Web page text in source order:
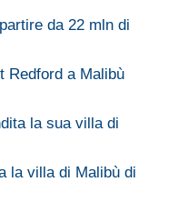
da 22 mln di
Redford a Malibù
la sua villa di
la villa di Malibù di